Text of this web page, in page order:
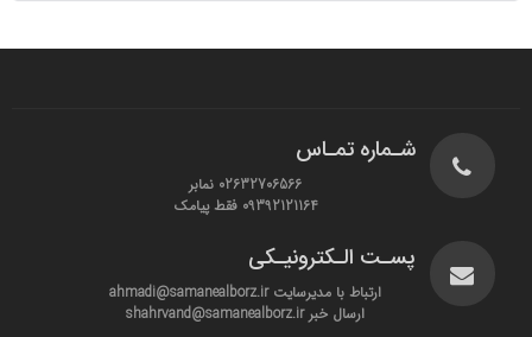
شـماره تمـاس
02632706566 نمابر
09392121164 فقط پیامک
پسـت الـکترونیـکی
ارتباط با مدیرسایت ahmadi@samanealborz.ir
ارسال خبر shahrvand@samanealborz.ir